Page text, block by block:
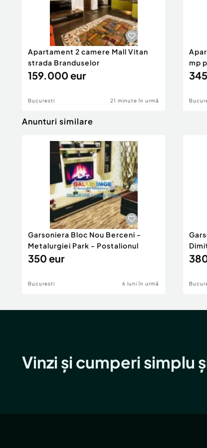
Apartament 2 camere Mall Vitan
strada Branduselor
159.000 eur
Bucuresti 21 minute în urmă
mp
Anunturi similare
Garsoniera Bloc Nou Berceni -
Metalurgiei Park - Postalionul
350 eur
Bucuresti 6 luni în urmă
Vinzi și cumperi simplu